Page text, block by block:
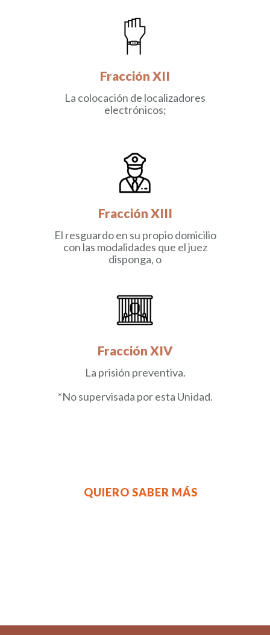
Fracción XII
La colocación de localizadores
electrónicos;
Fracción XIII
El resguardo en su propio domicilio
con las modalidades que el juez
disponga, o
Fracción XIV
La prisión preventiva.
*No supervisada por esta Unidad.
QUIERO SABER MÁS